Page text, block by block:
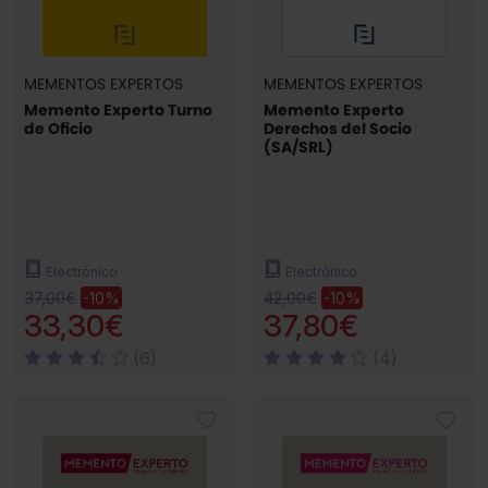
MEMENTOS EXPERTOS
Memento Experto Turno
de Oficio
Electrónico
37,00€ -10%
33,30€
MEMENTOS EXPERTOS
Memento Experto
Derechos del Socio
(SA/SRL)
Electrónico
42,00€ -10%
37,80€